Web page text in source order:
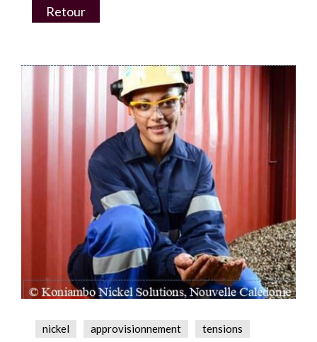
Retour
nickel approvisionnement tensions